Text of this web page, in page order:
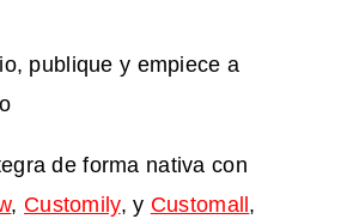
publique y empiece a
de forma nativa con
, Customily, y Customall ,